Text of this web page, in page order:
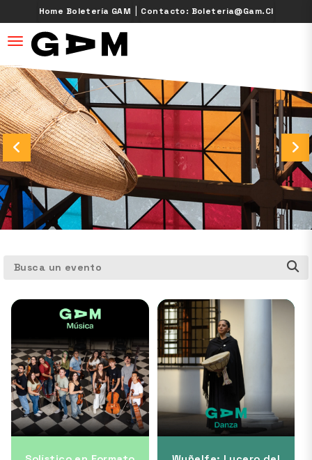
Home Boletería GAM | Contacto: Boleteria@gam.cl
desplegar navegación
Busca un evento